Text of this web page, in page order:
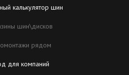
калькулятор шин
шин\дисков
рядом
для компаний